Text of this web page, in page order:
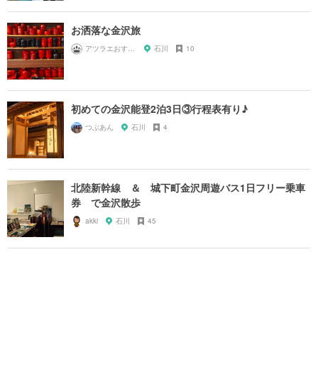
お洒落な金沢旅
アツラエおすすめ旅プラン！ 石川 10
初めての金沢能登2泊3日③行程表有り♪
つぶあん 石川 4
北陸新幹線 ＆ 城下町金沢周遊バス1日フリー乗車
券 で金沢散歩
akki 石川 45